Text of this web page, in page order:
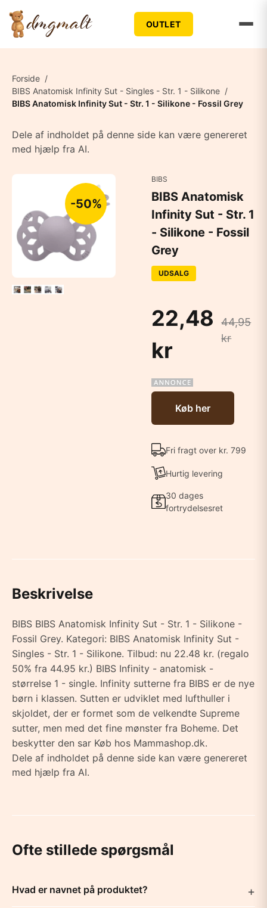
OUTLET
Forside /
BIBS Anatomisk Infinity Sut - Singles - Str. 1 - Silikone /
BIBS Anatomisk Infinity Sut - Str. 1 - Silikone - Fossil Grey
Dele af indholdet på denne side kan være genereret
med hjælp fra AI.
-50%
BIBS
BIBS Anatomisk
Infinity Sut - Str. 1
- Silikone - Fossil
Grey
UDSALG
22,48
kr
44,95
kr
Køb her
Fri fragt over kr. 799
Hurtig levering
30 dages
fortrydelsesret
Beskrivelse
BIBS BIBS Anatomisk Infinity Sut - Str. 1 - Silikone -
Fossil Grey. Kategori: BIBS Anatomisk Infinity Sut -
Singles - Str. 1 - Silikone. Tilbud: nu 22.48 kr. (regalo
50% fra 44.95 kr.) BIBS Infinity - anatomisk -
størrelse 1 - single. Infinity sutterne fra BIBS er de nye
børn i klassen. Sutten er udviklet med lufthuller i
skjoldet, der er formet som de velkendte Supreme
sutter, men med det fine mønster fra Boheme. Det
beskytter den sar Køb hos Mammashop.dk.
Dele af indholdet på denne side kan være genereret
med hjælp fra AI.
Ofte stillede spørgsmål
Hvad er navnet på produktet?